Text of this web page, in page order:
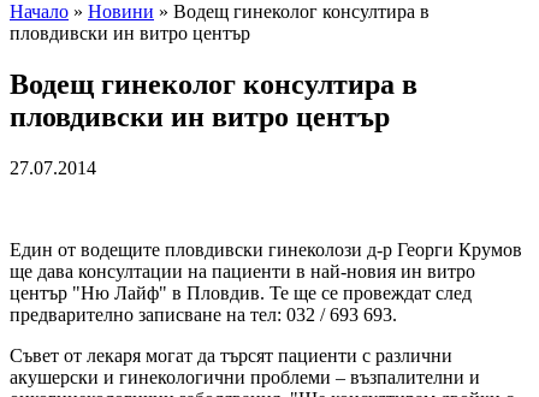
Начало » Новини » Водещ гинеколог консултира в
пловдивски ин витро център
Водещ гинеколог консултира в
пловдивски ин витро център
27.07.2014
Един от водещите пловдивски гинеколози д-р Георги Крумов
ще дава консултации на пациенти в най-новия ин витро
център "Ню Лайф" в Пловдив. Те ще се провеждат след
предварително записване на тел: 032 / 693 693.
Съвет от лекаря могат да търсят пациенти с различни
акушерски и гинекологични проблеми – възпалителни и